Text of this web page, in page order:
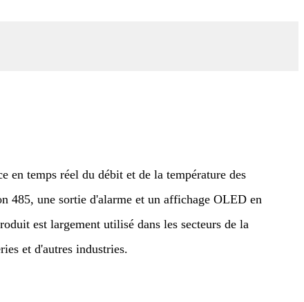
temps réel du débit et de la température des
485, une sortie d'alarme et un affichage OLED en
est largement utilisé dans les secteurs de la
et d'autres industries.